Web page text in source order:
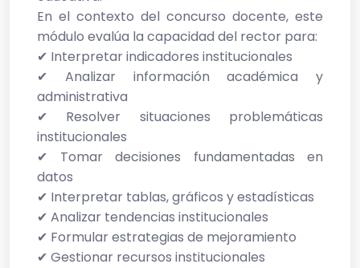
En el contexto del concurso docente, este
módulo evalúa la capacidad del rector para:
✔ Interpretar indicadores institucionales
✔ Analizar información académica y
administrativa
✔ Resolver situaciones problemáticas
institucionales
✔ Tomar decisiones fundamentadas en
datos
✔ Interpretar tablas, gráficos y estadísticas
✔ Analizar tendencias institucionales
✔ Formular estrategias de mejoramiento
✔ Gestionar recursos institucionales